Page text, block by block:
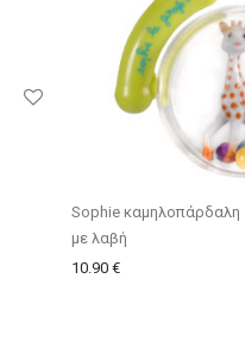
Sophie καμηλοπάρδαλη
με λαβή
10.90 €